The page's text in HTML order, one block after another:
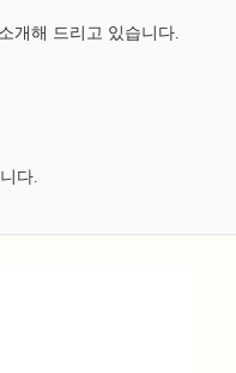
개해 드리고 있습니다.
다.